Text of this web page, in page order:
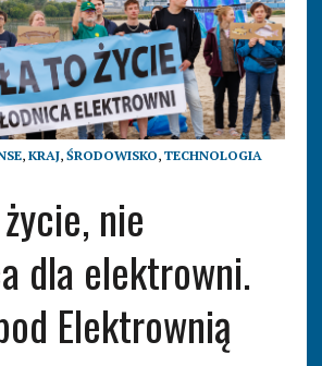
, KRAJ, ŚRODOWISKO, TECHNOLOGIA
nie
dla elektrowni.
Elektrownią